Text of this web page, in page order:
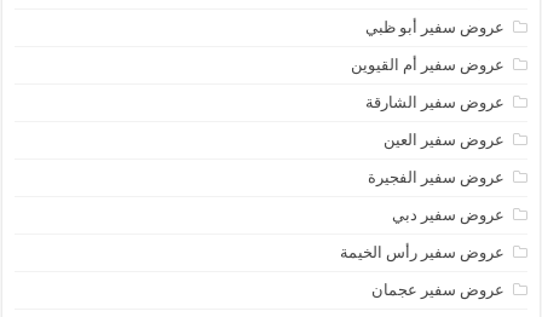
عروض سفير أبو ظبي
عروض سفير أم القيوين
عروض سفير الشارقة
عروض سفير العين
عروض سفير الفجيرة
عروض سفير دبي
عروض سفير رأس الخيمة
عروض سفير عجمان